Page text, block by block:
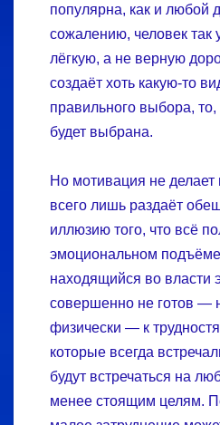
популярна, как и любой
сожалению, человек так
лёгкую, а не верную
создаёт хоть какую-то
правильного выбора, то,
будет выбрана.
Но мотивация не делает
всего лишь раздаёт
иллюзию того, что всё
эмоциональном
находящийся во власти
совершенно не готов —
физически — к
которые всегда
будут встречаться на
менее стоящим целям.